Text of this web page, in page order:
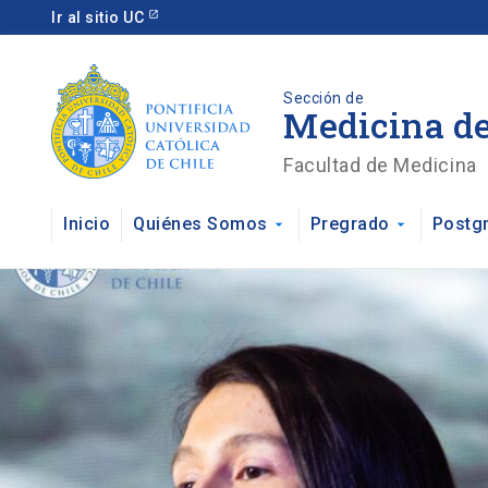
Ir al sitio UC
Sección de
Medicina
Facultad de Medicina
Inicio Quiénes Somos arrow_drop_down Pregrado arrow_drop_down